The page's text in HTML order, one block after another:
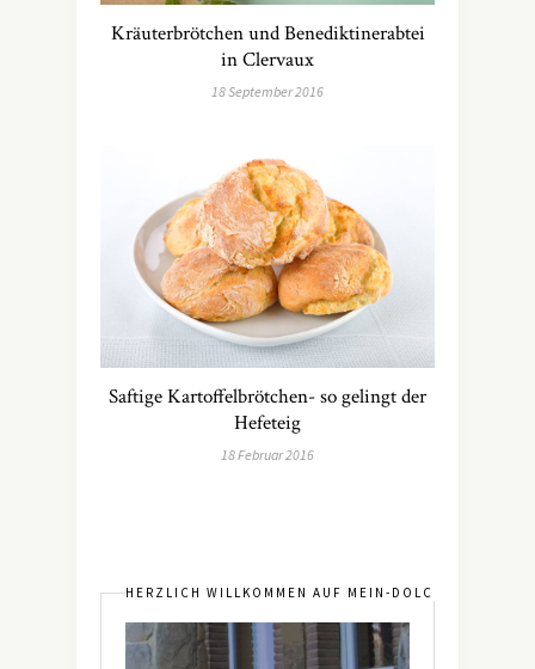
Kräuterbrötchen und Benediktinerabtei
in Clervaux
18 September 2016
Saftige Kartoffelbrötchen- so gelingt der
Hefeteig
18 Februar 2016
HERZLICH WILLKOMMEN AUF MEIN-DOLCEVITA.DE